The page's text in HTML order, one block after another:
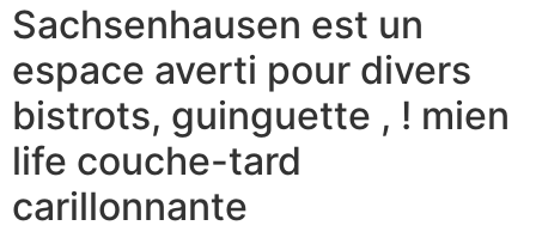
Sachsenhausen est un
espace averti pour divers
bistrots, guinguette , ! mien
life couche-tard
carillonnante